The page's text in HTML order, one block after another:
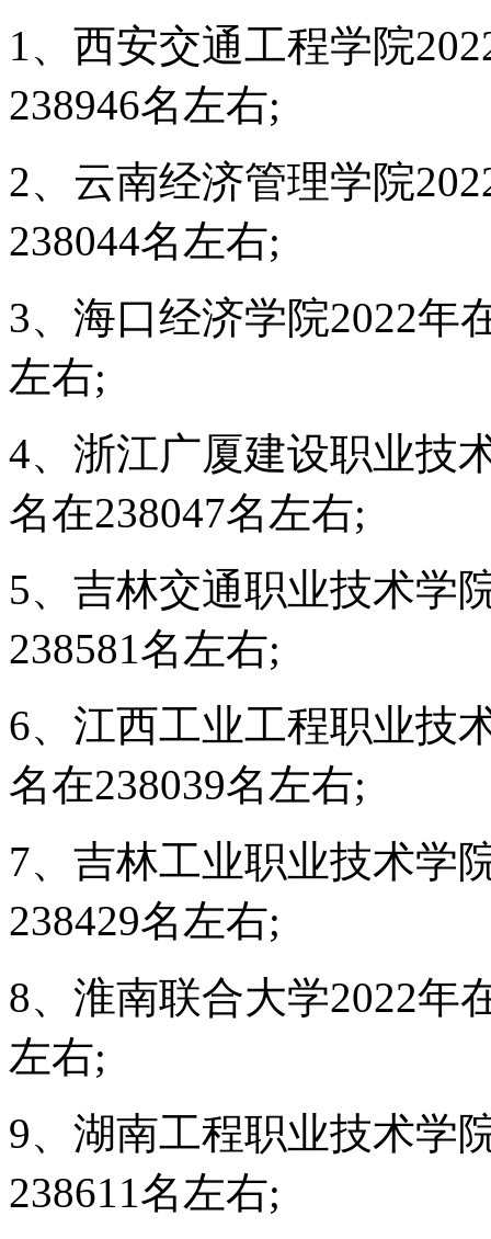
1、西安交通工程学院
238946名左右;
2、云南经济管理学院
238044名左右;
3、海口经济学院2022年
左右;
4、浙江广厦建设职业技
名在238047名左右;
5、吉林交通职业技术学
238581名左右;
6、江西工业工程职业技
名在238039名左右;
7、吉林工业职业技术学
238429名左右;
8、淮南联合大学2022年
左右;
9、湖南工程职业技术学
238611名左右;